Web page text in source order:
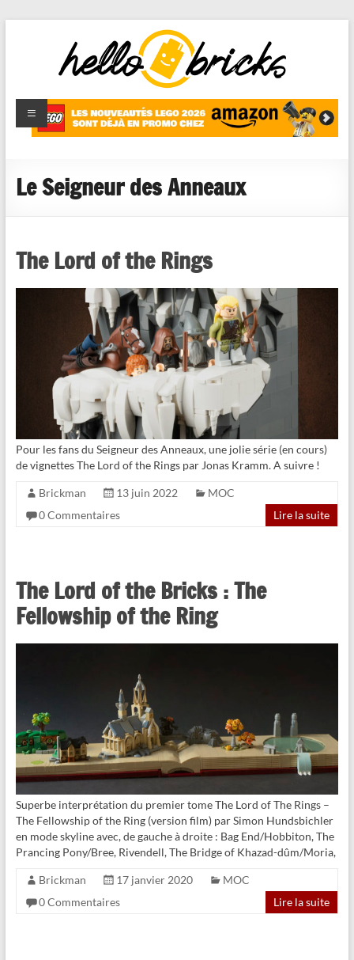
HelloBricks
Blog LEGO,
nouveaut�s
reviews
Le Seigneur des Anneaux
The Lord of the Rings
Pour les fans du Seigneur des Anneaux, une jolie série (en cours)
de vignettes The Lord of the Rings par Jonas Kramm. A suivre !
Brickman 13 juin 2022
MOC
0 Commentaires
Lire la suite
The Lord of the Bricks : The
Fellowship of the Ring
Superbe interprétation du premier tome The Lord of The Rings –
The Fellowship of the Ring (version film) par Simon Hundsbichler
en mode skyline avec, de gauche à droite : Bag End/Hobbiton, The
Prancing Pony/Bree, Rivendell, The Bridge of Khazad-dûm/Moria,
Brickman 17 janvier 2020
MOC
0 Commentaires
Lire la suite